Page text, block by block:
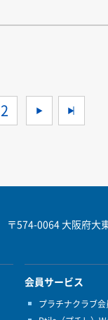
2
〒574-0064 大阪府大
会員サービス
プラチナクラブ